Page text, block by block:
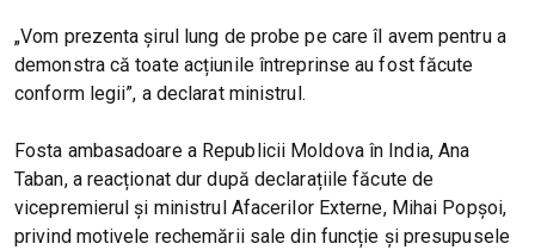
„Vom prezenta șirul lung de probe pe care îl avem pentru a
demonstra că toate acțiunile întreprinse au fost făcute
conform legii”, a declarat ministrul.
Fosta ambasadoare a Republicii Moldova în India, Ana
Taban, a reacționat dur după declarațiile făcute de
vicepremierul și ministrul Afacerilor Externe, Mihai Popșoi,
privind motivele rechemării sale din funcție și presupusele